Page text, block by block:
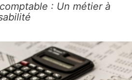
: Un métier à